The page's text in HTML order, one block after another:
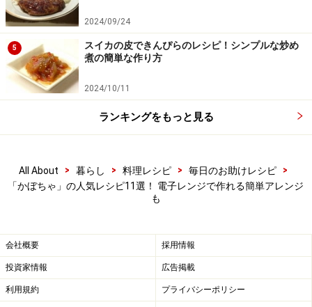
ゃを練り込むと、もっちりした食感になりました！ 持ち
寄りパーティーやおつまみにもおすすめです。
ふわふわかぼちゃのフォカッチャレシピ……ほんのり甘
い！
かぼちゃのマリネ
かぼちゃのマリネ
イタリアンの前菜の定番ともいえるかぼちゃのマリネの
す。日持ちもするので、お食事のワンポイントにも！ 好
みで、白ワインビネガーにシナモンをふっても、おいし
く頂けます。
かぼちゃのマリネレシピ……イタリアンの前菜定番
2024/09/24
5
スイカの皮できんぴらのレシピ！シンプルな炒め
煮の簡単な作り方
2024/10/11
ランキングをもっと見る
All About > 暮らし > 料理レシピ > 毎日のお助けレシピ
>
「かぼちゃ」の人気レシピ11選！ 電子レンジで作れる簡単アレンジ
も
会社概要 採用情報
投資家情報 広告掲載
利用規約 プライバシーポリシー